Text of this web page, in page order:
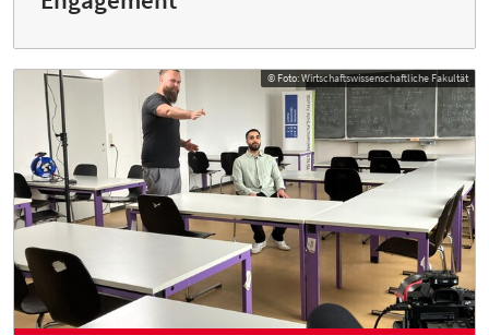
© Foto: Wirtschaftswissenschaftliche Fakultät